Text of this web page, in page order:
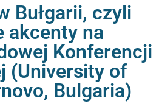
Bułgarii, czyli
akcenty na
Konferencji
(University of
Bulgaria)